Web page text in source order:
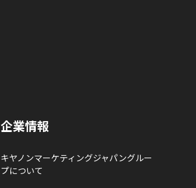
企業情報
キヤノンマーケティングジャパングルー
プについて